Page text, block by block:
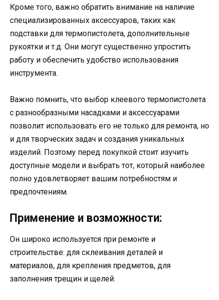
Кроме того, важно обратить внимание на наличие
специализированных аксессуаров, таких как
подставки для термопистолета, дополнительные
рукоятки и т.д. Они могут существенно упростить
работу и обеспечить удобство использования
инструмента.
Важно помнить, что выбор клеевого термопистолета
с разнообразными насадками и аксессуарами
позволит использовать его не только для ремонта, но
и для творческих задач и создания уникальных
изделий. Поэтому перед покупкой стоит изучить
доступные модели и выбрать тот, который наиболее
полно удовлетворяет вашим потребностям и
предпочтениям.
Применение и возможности:
Он широко используется при ремонте и
строительстве: для склеивания деталей и
материалов, для крепления предметов, для
заполнения трещин и щелей.